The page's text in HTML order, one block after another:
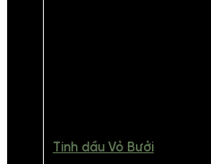
Tinh dầu Vỏ Bưởi